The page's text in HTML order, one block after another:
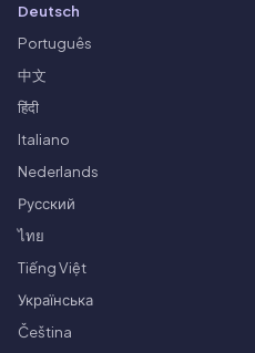
Deutsch
Português
中文
हिंदी
Italiano
Nederlands
Русский
ไทย
Tiếng Việt
Українська
Čeština